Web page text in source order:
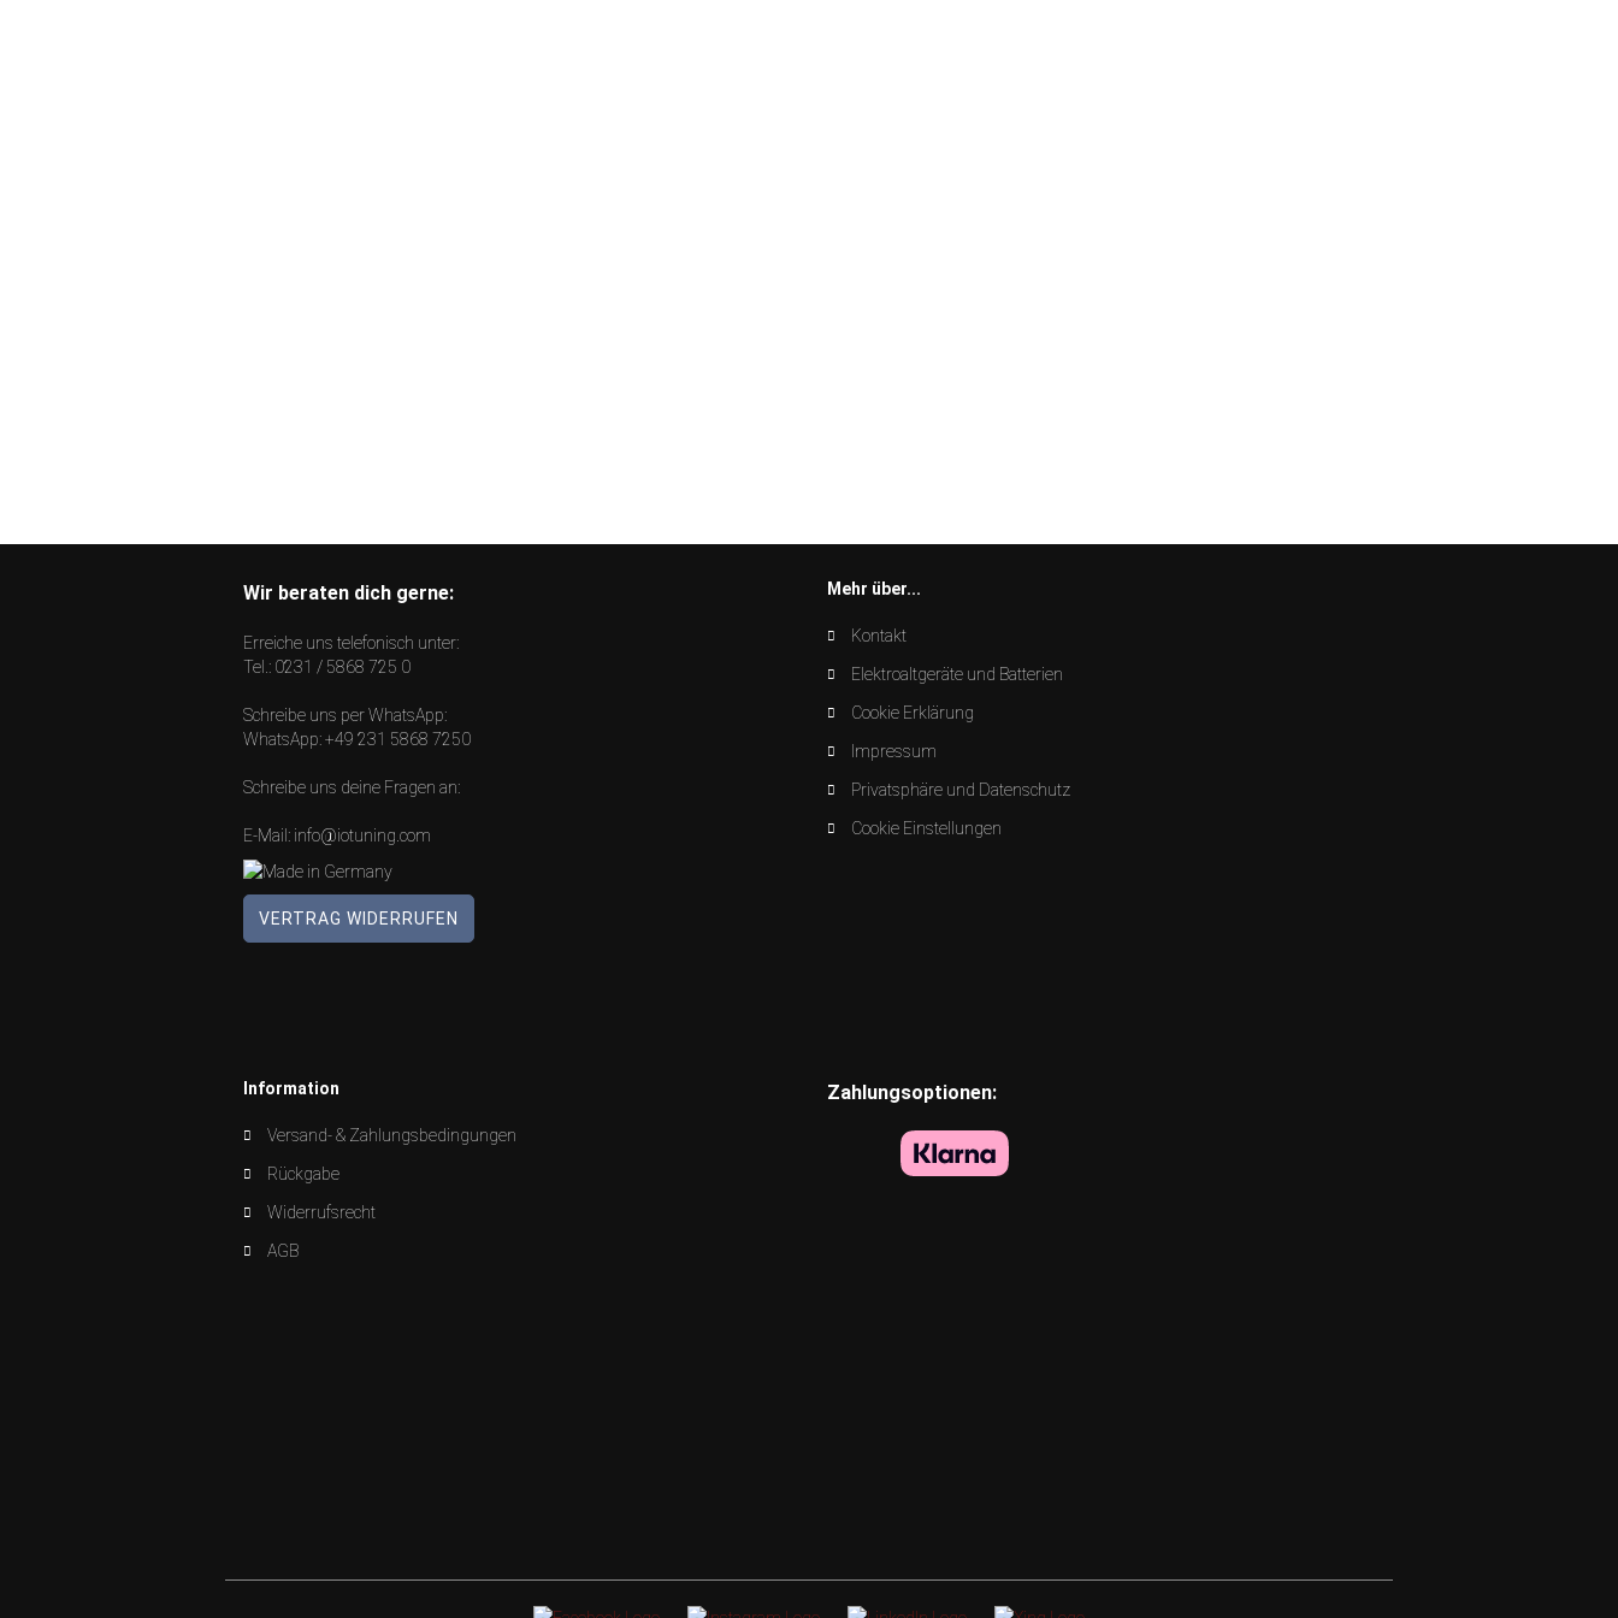
Wir beraten dich gerne:
Erreiche uns telefonisch unter:
Tel.: 0231 / 5868 725 0
Schreibe uns per WhatsApp:
WhatsApp:+49 231 5868 7250
Schreibe uns deine Fragen an:
E-Mail: info@iotuning.com
VERTRAG WIDERRUFEN
Mehr über...
Kontakt
Elektroaltgeräte und Batterien
Cookie Erklärung
Impressum
Privatsphäre und Datenschutz
Cookie Einstellungen
Information
Versand- & Zahlungsbedingungen
Rückgabe
Widerrufsrecht
AGB
Zahlungsoptionen: